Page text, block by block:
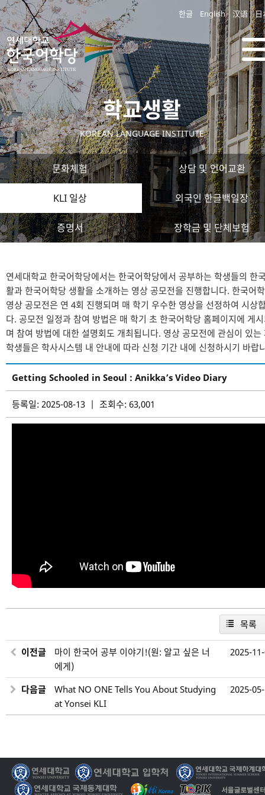
한글 English 汉语 日
학교생활
KOREAN LANGUAGE INSTITUTE
문화체험 상담 및 언어교환
KLI 일상 외국인 한글백일장
증명서 장학금 및 단체보험
연세대학교 한국어학당에서는 한국어학당에서 공부하는 학생들의 한
활과 한국어학당 생활을 소개하는 영상 공모전을 진행합니다. 한국어
영상 공모전은 연 4회 진행되며 매 학기 우수한 영상을 선정하여 시상
다. 공모전 일정과 참여 방법은 매 학기 초 한국어학당 홈페이지에 게
며 참여 방법에 대한 설명회도 개최됩니다. 영상 공모전에 관심이 있는
학생들은 학사시스템 내 안내에 따라 신청 기간 내에 신청하시기 바랍
Getting Schooled in Seoul : Anikka’s Video Diary
등록일: 2025-08-13 | 조회수: 63,001
목록
이전글
마이 한국어 공부 이야기!(원: 알고 싶은 너
에게)
2025-
다음글
What NO ONE Tells You About Studying
at Yonsei KLI
2025-